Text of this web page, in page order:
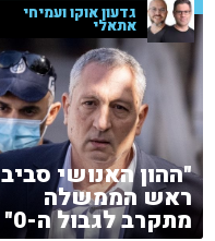
גדעון אוקו ועמיחי
אתאלי
"ההון האנושי סביב
ראש הממשלה
מתקרב לגבול ה-0"